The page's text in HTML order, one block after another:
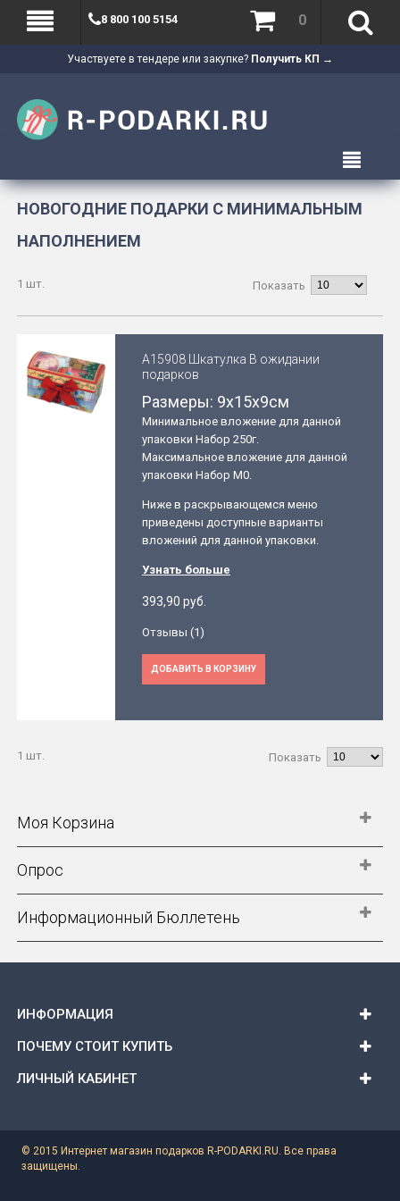
Участвуете в тендере или закупке? Получить КП →
8 800 100 5154 0
НОВОГОДНИЕ ПОДАРКИ С МИНИМАЛЬНЫМ
НАПОЛНЕНИЕМ
1 шт. Показать
А15908 Шкатулка В ожидании
подарков
Размеры: 9x15x9см
Минимальное вложение для данной
упаковки Набор 250г.
Максимальное вложение для данной
упаковки Набор М0.
Ниже в раскрывающемся меню
приведены доступные варианты
вложений для данной упаковки.
Узнать больше
393,90 руб.
Отзывы (1)
ДОБАВИТЬ В КОРЗИНУ
1 шт. Показать
Моя Корзина
Опрос
Информационный Бюллетень
ИНФОРМАЦИЯ
ПОЧЕМУ СТОИТ КУПИТЬ
ЛИЧНЫЙ КАБИНЕТ
© 2015 Интернет магазин подарков R-PODARKI.RU. Все права
защищены.